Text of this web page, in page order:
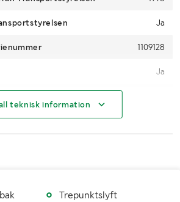
Ja
1109128
Ja
56 kW / 76 hp
teknisk information
Trepunktslyft